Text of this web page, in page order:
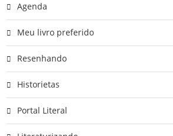
Agenda
Meu livro preferido
Resenhando
Historietas
Portal Literal